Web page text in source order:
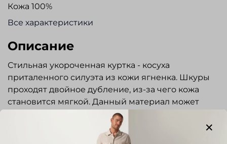
Кожа 100%
Все характеристики
Описание
Стильная укороченная куртка - косуха
приталенного силуэта из кожи ягненка. Шкуры
проходят двойное дубление, из-за чего кожа
становится мягкой. Данный материал может
похвастаться долговечностью и отличным
качеством. Отложной воротник с
отстегивающимся натуральным мехом . Застежка